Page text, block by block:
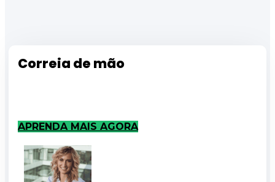
Correia de mão
APRENDA MAIS AGORA